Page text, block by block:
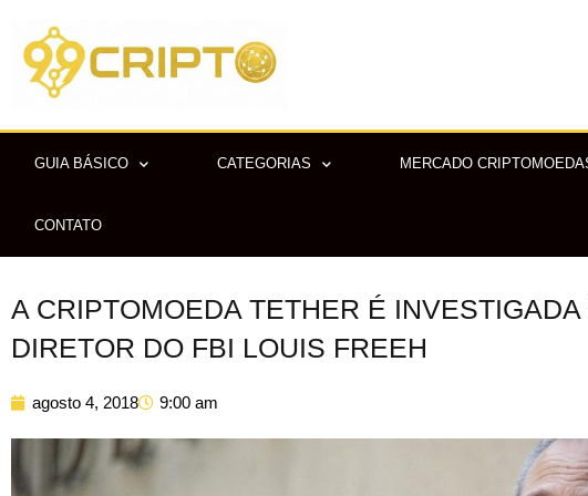
para
conteúdo
GUIA BÁSICO CATEGORIAS MERCADO
CONTATO
A CRIPTOMOEDA TETHER É
DIRETOR DO FBI LOUIS FREEH
agosto 4, 2018 9:00 am